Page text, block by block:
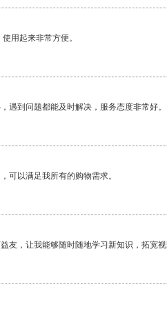
用起来非常方便。
遇到问题都能及时解决，服务态度非常好。
可以满足我所有的购物需求。
友，让我能够随时随地学习新知识，拓宽